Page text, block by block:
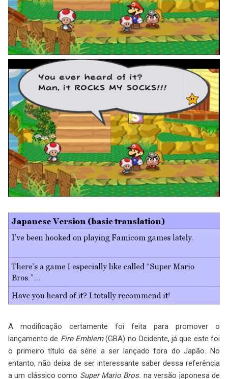
A modificação certamente foi feita para promover o
lançamento de Fire Emblem(GBA) no Ocidente, já que este foi
o primeiro título da série a ser lançado fora do Japão. No
entanto, não deixa de ser interessante saber dessa referência
a um clássico como Super Mario Bros. na versão japonesa de